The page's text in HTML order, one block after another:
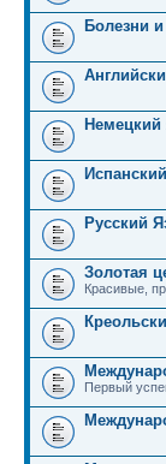
Болезни
Немецкий
Русский
Золотая
Красивые,
Первый